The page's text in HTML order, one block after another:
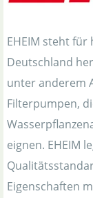
EHEIM steht
Deutschland
unter anderem
Filterpumpen,
eignen. EHEIM
Eigenschaften